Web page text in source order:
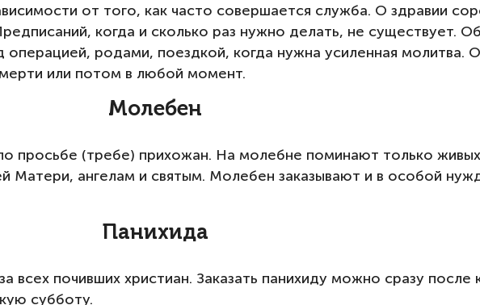
от того, как часто совершается служба. О здравии
когда и сколько раз нужно делать, не существует.
операцией, родами, поездкой, когда нужна усиленная молитва.
или потом в любой момент.
Молебен
просьбе (требе) прихожан. На молебне поминают только
Матери, ангелам и святым. Молебен заказывают и в особой
Панихида
почивших христиан. Заказать панихиду можно сразу после
субботу.